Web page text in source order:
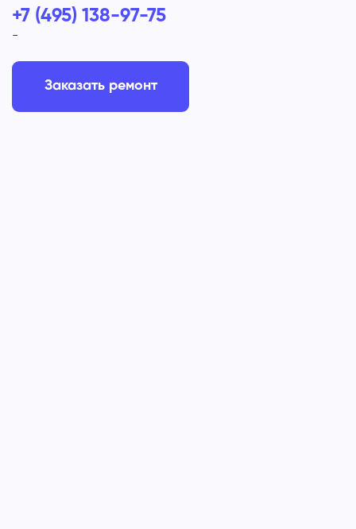
+7 (495) 138-97-75
-
Заказать ремонт